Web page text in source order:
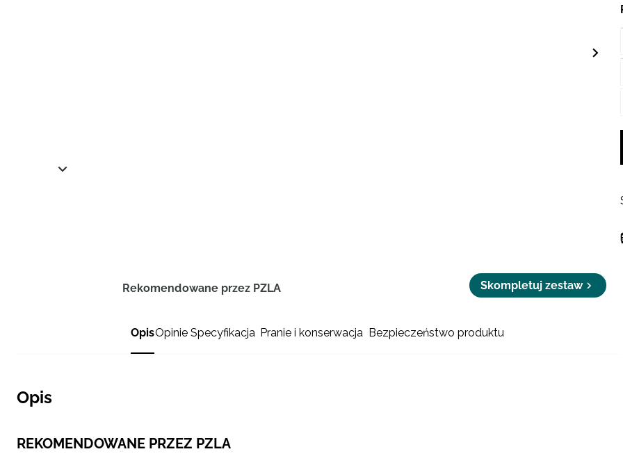
Rekomendowane przez PZLA Skompletuj zestaw
OpisOpinie Specyfikacja Pranie i konserwacja Bezpieczeństwo produktu
Opis
REKOMENDOWANE PRZEZ PZLA